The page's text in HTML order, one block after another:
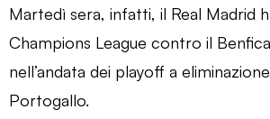
Martedì sera, infatti, il Real Madrid
Champions League contro il
nell’andata dei playoff a
Portogallo.